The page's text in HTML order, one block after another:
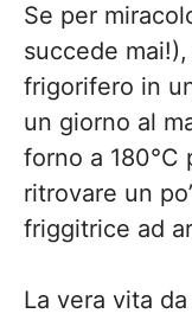
Se per
succede
frigorifero in
un giorno al
forno a 180°C
ritrovare un
friggitrice ad
La vera vita